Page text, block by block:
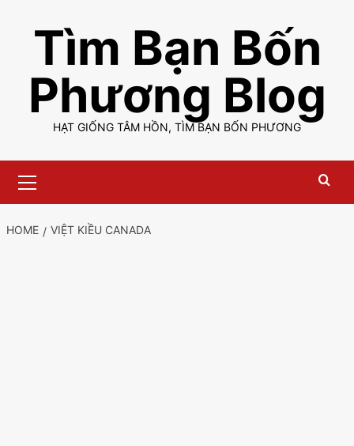
Tìm Bạn Bốn
Phương Blog
HẠT GIỐNG TÂM HỒN, TÌM BẠN BỐN PHƯƠNG
Menu
HOME VIỆT KIỀU CANADA